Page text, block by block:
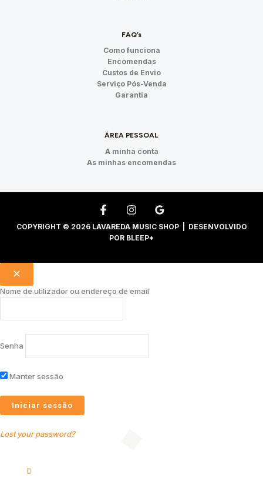
FAQ’s
Como funciona
Encomendas
Custos de Envio
Serviço Pós-Venda
Garantia
ÁREA PESSOAL
A minha conta
As minhas encomendas
COPYRIGHT © 2026 LAVAREDA MUSIC SHOP | DESENVOLVIDO
POR BLEEP*
Nome de utilizador ou endereço de email
Senha
Manter sessão
Lost your password?